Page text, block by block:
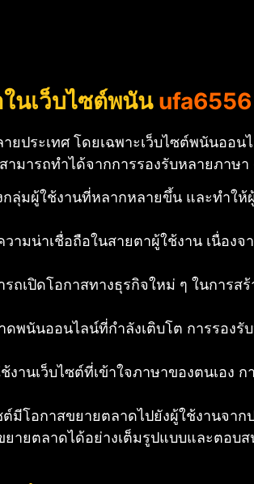
นเว็บไซต์พนัน ufa6556
ประเทศ โดยเฉพาะเว็บไซต์พนันออน
มารถทำได้จากการรองรับหลายภาษา
ลุ่มผู้ใช้งานที่หลากหลายขึ้น และทำใ
ามน่าเชื่อถือในสายตาผู้ใช้งาน เนื่อง
ถเปิดโอกาสทางธุรกิจใหม่ ๆ ในการส
พนันออนไลน์ที่กำลังเติบโต การรอง
านเว็บไซต์ที่เข้าใจภาษาของตนเอง
มีโอกาสขยายตลาดไปยังผู้ใช้งานจาก
ายตลาดได้อย่างเต็มรูปแบบและตอบ